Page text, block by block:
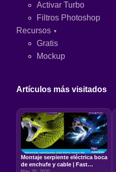
Activar Turbo
Filtros Photoshop
Recursos
Gratis
Mockup
Artículos más visitados
Montaje serpiente eléctrica boca
de enchufe y cable | Fast